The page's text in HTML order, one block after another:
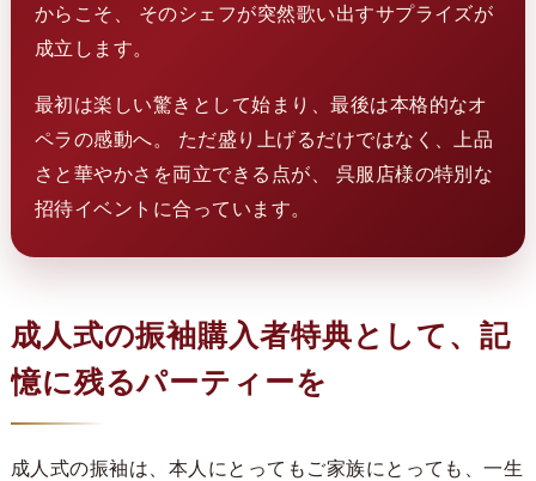
からこそ、 そのシェフが突然歌い出すサプライズが
成立します。
最初は楽しい驚きとして始まり、最後は本格的なオ
ペラの感動へ。 ただ盛り上げるだけではなく、上品
さと華やかさを両立できる点が、 呉服店様の特別な
招待イベントに合っています。
成人式の振袖購入者特典として、記
憶に残るパーティーを
成人式の振袖は、本人にとってもご家族にとっても、一生